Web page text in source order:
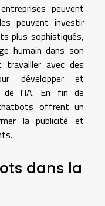
peuvent
peuvent investir
plus sophistiqués,
humain dans son
travailler avec des
développer et
de l'IA. En fin de
offrent un
la publicité et
dans la